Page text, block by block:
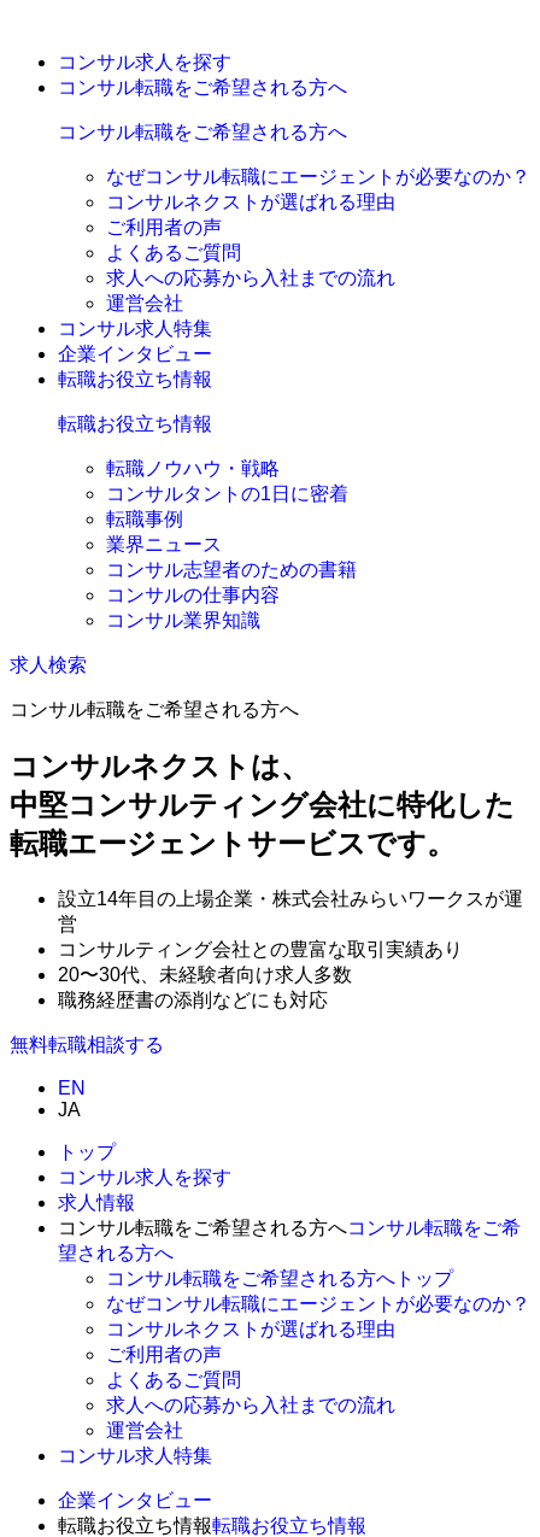
コンサル求人を探す
コンサル転職をご希望される方へ
コンサル転職をご希望される方へ
なぜコンサル転職にエージェントが必要なのか？
コンサルネクストが選ばれる理由
ご利用者の声
よくあるご質問
求人への応募から入社までの流れ
運営会社
コンサル求人特集
企業インタビュー
転職お役立ち情報
転職お役立ち情報
転職ノウハウ・戦略
コンサルタントの1日に密着
転職事例
業界ニュース
コンサル志望者のための書籍
コンサルの仕事内容
コンサル業界知識
求人検索
コンサル転職をご希望される方へ
コンサルネクストは、
中堅コンサルティング会社に特化した
転職エージェントサービスです。
設立14年目の上場企業・株式会社みらいワークスが運
営
コンサルティング会社との豊富な取引実績あり
20〜30代、未経験者向け求人多数
職務経歴書の添削などにも対応
無料転職相談する
EN
JA
トップ
コンサル求人を探す
求人情報
コンサル転職をご希望される方へコンサル転職をご希
望される方へ
コンサル転職をご希望される方へトップ
なぜコンサル転職にエージェントが必要なのか？
コンサルネクストが選ばれる理由
ご利用者の声
よくあるご質問
求人への応募から入社までの流れ
運営会社
コンサル求人特集
企業インタビュー
転職お役立ち情報転職お役立ち情報